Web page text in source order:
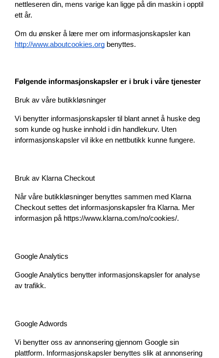
nettleseren din, mens varige kan ligge på din maskin i opptil
ett år.
http://www.aboutcookies.org benyttes.
Følgende informasjonskapsler er i bruk i våre tjenester
Bruk av våre butikkløsninger
Vi benytter informasjonskapsler til blant annet å huske deg
som kunde og huske innhold i din handlekurv. Uten
informasjonskapsler vil ikke en nettbutikk kunne fungere.
Bruk av Klarna Checkout
Når våre butikkløsninger benyttes sammen med Klarna
Checkout settes det informasjonskapsler fra Klarna. Mer
informasjon på https://www.klarna.com/no/cookies/.
Google Analytics
Google Analytics benytter informasjonskapsler for analyse
av trafikk.
Google Adwords
Vi benytter oss av annonsering gjennom Google sin
plattform. Informasjonskapsler benyttes slik at annonsering